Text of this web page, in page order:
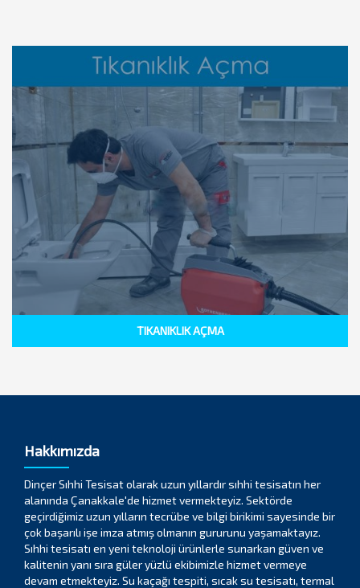
TIKANIKLIK AÇMA
Hakkımızda
Dinçer Sıhhi Tesisat olarak uzun yıllardır sıhhi tesisatın her
alanında Çanakkale'de hizmet vermekteyiz. Sektörde
geçirdiğimiz uzun yılların tecrübe ve bilgi birikimi sayesinde bir
çok başarılı işe imza atmış olmanın gururunu yaşamaktayız.
Sıhhi tesisatı en yeni teknoloji ürünlerle sunarkan güven ve
kalitenin yanı sıra güler yüzlü ekibimizle hizmet vermeye
devam etmekteyiz. Su kaçağı tespiti, sıcak su tesisatı, termal